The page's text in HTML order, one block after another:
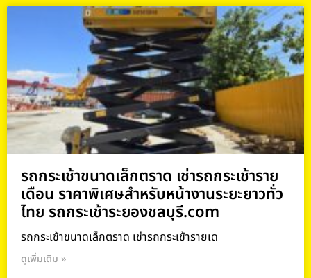
รถกระเช้าขนาดเล็กตราด เช่ารถกระเช้าราย
เดือน ราคาพิเศษสำหรับหน้างานระยะยาวทั่ว
ไทย รถกระเช้าระยองชลบุรี.com
รถกระเช้าขนาดเล็กตราด เช่ารถกระเช้ารายเด
ดูเพิ่มเติม »